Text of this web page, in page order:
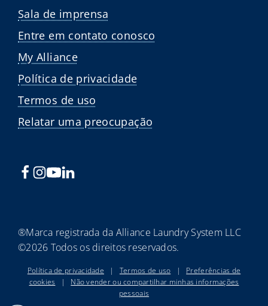
Sala de imprensa
Entre em contato conosco
My Alliance
Política de privacidade
Termos de uso
Relatar uma preocupação
®Marca registrada da Alliance Laundry System LLC
©2026 Todos os direitos reservados.
Política de privacidade | Termos de uso |
Preferências de
cookies
|
Não vender ou compartilhar minhas informações
pessoais